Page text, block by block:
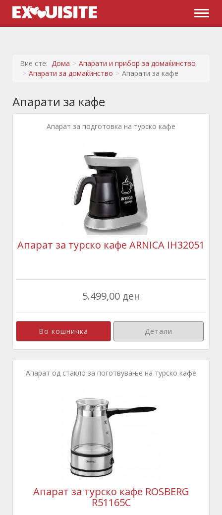
Вие сте: Дома
Апарати и прибор за домаќинство
Апарати за домаќинство
Апарати за кафе
Апарати за кафе
Апарат за подготовка на турско кафе
Апарат за турско кафе ARNICA IH32051
5.499,00 ден
Детали
Апарат од стакло за поготвување на турско кафе
Апарат за турско кафе ROSBERG
R51165C